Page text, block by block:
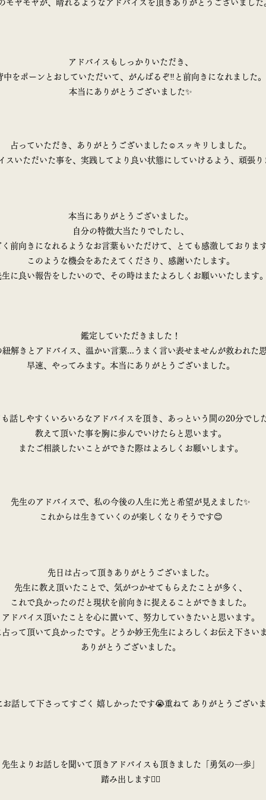
モヤモヤが、晴れるようなアドバイスを頂きありがとうございました
アドバイスもしっかりいただき、
中をポーンとおしていただいて、がんばるぞ‼️と前向きになれました。
本当にありがとうございました✨
占っていただき、ありがとうございました☺️スッキリしました。
スいただいた事を、実践してより良い状態にしていけるよう、頑張り
本当にありがとうございました。
自分の特徴大当たりでしたし、
く前向きになれるようなお言葉もいただけて、とても感激しております
このような機会をあたえてくださり、感謝いたします。
生に良い報告をしたいので、その時はまたよろしくお願いいたします。
鑑定していただきました！
紐解きとアドバイス、温かい言葉...うまく言い表せませんが救われた
早速、やってみます。本当にありがとうございました。
も話しやすくいろいろなアドバイスを頂き、あっという間の20分でした
教えて頂いた事を胸に歩んでいけたらと思います。
またご相談したいことができた際はよろしくお願いします。
先生のアドバイスで、私の今後の人生に光と希望が見えました✨
これからは生きていくのが楽しくなりそうです😊
先日は占って頂きありがとうございました。
先生に教え頂いたことで、気がつかせてもらえたことが多く、
これで良かったのだと現状を前向きに捉えることができました。
アドバイス頂いたことを心に置いて、努力していきたいと思います。
占って頂いて良かったです。どうか妙王先生によろしくお伝え下さいま
ありがとうございました。
お話して下さってすごく 嬉しかったです😭重ねて ありがとうございま
先生よりお話しを聞いて頂きアドバイスも頂きました「勇気の一歩」
踏み出します🚶‍♀️